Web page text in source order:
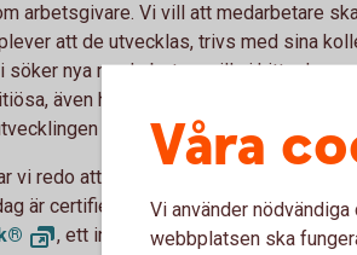
arbetsgivare. Vi vill att medarbetare
att de utvecklas, trivs med sina
söker nya medarbetare vill vi hitta dem
även har en stark känsla för
i Skåne.
vi redo att bli granskade, och därför
är certifierade som en utmärkt
, ett internationellt forsknings-,
Våra
Vi använder
webbplatsen ska